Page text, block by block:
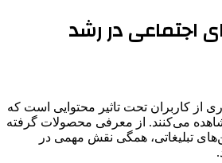
اجتماعی در رشد
از کاربران تحت تاثیر محتوایی است که
می‌کنند. از معرفی محصولات گرفته
تبلیغاتی، همگی نقش مهمی در